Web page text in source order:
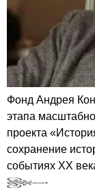
Фонд Андрея
этапа
проекта
сохранение
событиях XX